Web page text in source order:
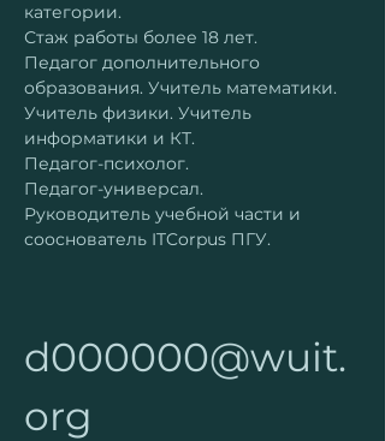
категории.
Стаж работы более 18 лет.
Педагог дополнительного
образования. Учитель математики.
Учитель физики. Учитель
информатики и КТ.
Педагог-психолог.
Педагог-универсал.
Руководитель учебной части и
сооснователь ITCorpus ПГУ.
d000000@wuit.
org